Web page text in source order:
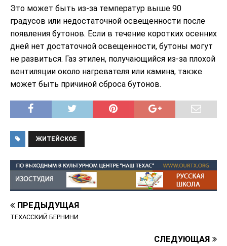
Это может быть из-за температур выше 90
градусов или недостаточной освещенности после
появления бутонов. Если в течение коротких осенних
дней нет достаточной освещенности, бутоны могут
не развиться. Газ этилен, получающийся из-за плохой
вентиляции около нагревателя или камина, также
может быть причиной сброса бутонов.
ЖИТЕЙСКОЕ
ПРЕДЫДУЩАЯ
ТЕХАССКИЙ БЕРНИНИ
СЛЕДУЮЩАЯ